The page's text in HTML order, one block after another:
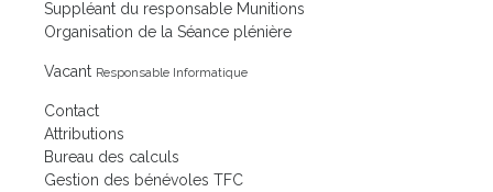
Suppléant du responsable Munitions
Organisation de la Séance plénière
Vacant Responsable Informatique
Contact
Attributions
Bureau des calculs
Gestion des bénévoles TFC